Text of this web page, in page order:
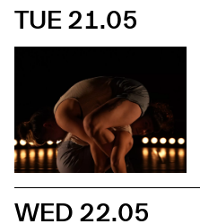
TUE 21.05
WED 22.05